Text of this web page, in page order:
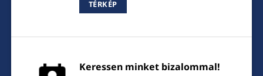
TÉRKÉP
Keressen minket bizalommal!